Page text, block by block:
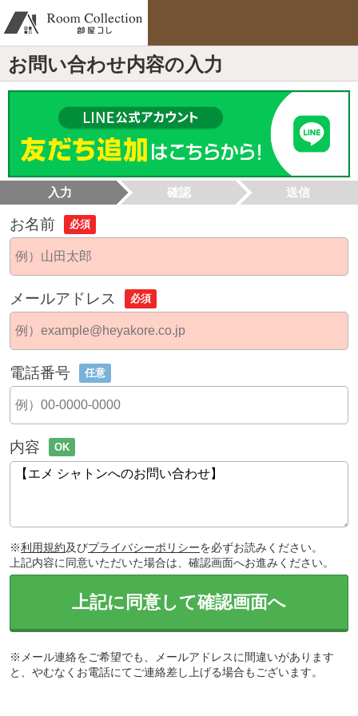
お問い合わせ内容の入力
入力 確認 送信
お名前 必須
メールアドレス 必須
電話番号 任意
内容 OK
※利用規約及びプライバシーポリシーを必ずお読みください。
上記内容に同意いただいた場合は、確認画面へお進みください。
上記に同意して確認画面へ
※メール連絡をご希望でも、メールアドレスに間違いがあります
と、やむなくお電話にてご連絡差し上げる場合もございます。